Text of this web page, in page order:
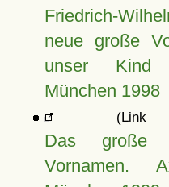
Friedrich-
neue große
unser Kind
München 1998
Das große
Vornamen.